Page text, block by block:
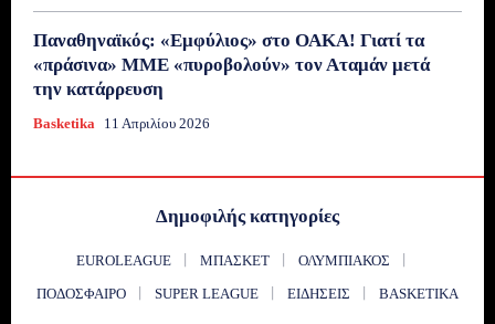
Παναθηναϊκός: «Εμφύλιος» στο ΟΑΚΑ! Γιατί τα
«πράσινα» ΜΜΕ «πυροβολούν» τον Αταμάν μετά
την κατάρρευση
Basketika 11 Απριλίου 2026
Δημοφιλής κατηγορίες
EUROLEAGUE ΜΠΆΣΚΕΤ
ΟΛΥΜΠΙΑΚΌΣ
ΠΟΔΌΣΦΑΙΡΟ
SUPER LEAGUE ΕΙΔΉΣΕΙΣ BASKETIKA